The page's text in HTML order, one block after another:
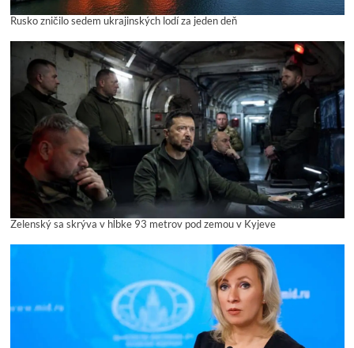
Rusko zničilo sedem ukrajinských lodí za jeden deň
Zelenský sa skrýva v hĺbke 93 metrov pod zemou v Kyjeve